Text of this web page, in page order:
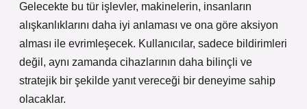
Gelecekte bu tür işlevler, makinelerin, insanların
alışkanlıklarını daha iyi anlaması ve ona göre aksiyon
alması ile evrimleşecek. Kullanıcılar, sadece bildirimleri
değil, aynı zamanda cihazlarının daha bilinçli ve
stratejik bir şekilde yanıt vereceği bir deneyime sahip
olacaklar.